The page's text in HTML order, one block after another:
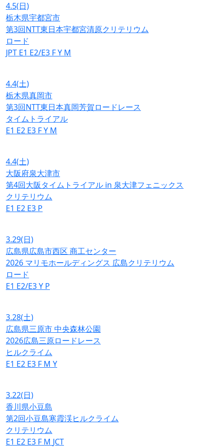
4.5(日)
栃木県宇都宮市
第3回NTT東日本宇都宮清原クリテリウム
ロード
JPT E1 E2/E3 FY M
4.4(土)
栃木県真岡市
第3回NTT東日本真岡芳賀ロードレース
タイムトライアル
E1 E2 E3 FY M
4.4(土)
大阪府泉大津市
第4回大阪タイムトライアル in 泉大津フェニックス
クリテリウム
E1 E2 E3 P
3.29(日)
広島県広島市西区 商工センター
2026 マリモホールディングス 広島クリテリウム
ロード
E1 E2/E3Y P
3.28(土)
広島県三原市 中央森林公園
2026広島三原ロードレース
ヒルクライム
E1 E2 E3 F M Y
3.22(日)
香川県小豆島
第2回小豆島寒霞渓ヒルクライム
クリテリウム
E1 E2 E3 F M JCT